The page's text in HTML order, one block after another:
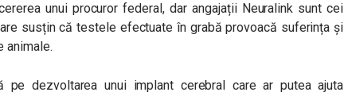
unui procuror federal, dar angajații Neuralink sunt cei
susțin că testele efectuate în grabă provoacă suferința și
animale.
pe dezvoltarea unui implant cerebral care ar putea ajuta